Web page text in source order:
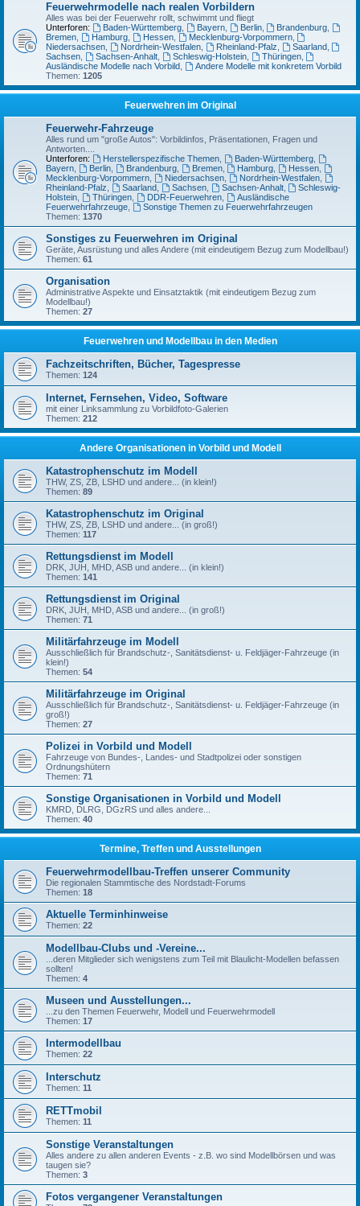
Feuerwehrmodelle nach realen Vorbildern
Alles was bei der Feuerwehr rollt, schwimmt und fliegt
Unterforen:
Baden-Württemberg, Bayern, Berlin, Brandenburg
Bremen
Hamburg, Hessen, Mecklenburg-Vorpommern,
Niedersachsen
Nordrhein-Westfalen, Rheinland-Pfalz Saarland,
Sachsen
Sachsen-Anhalt, Schleswig-Holstein, Thüringen,
Ausländische Modelle nach Vorbild
Andere Modelle mit konkretem Vorbild
Themen: 1205
Feuerwehren im Original
Feuerwehr-Fahrzeuge
Alles rund um "große Autos": Vorbildinfos, Präsentationen, Fragen und
Antworten....
Unterforen:
Herstellerspezifische Themen, Baden-Württemberg,
Bayern
Berlin, Brandenburg, Bremen, Hamburg Hessen
Mecklenburg-Vorpommern
Niedersachsen, Nordrhein-Westfalen,
Rheinland-Pfalz
Saarland, Sachsen, Sachsen-Anhalt,
Schleswig-
Holstein
Thüringen, DDR-Feuerwehren,
Ausländische
Feuerwehrfahrzeuge
Sonstige Themen zu Feuerwehrfahrzeugen
Themen: 1370
Sonstiges zu Feuerwehren im Original
Geräte, Ausrüstung und alles Andere (mit eindeutigem Bezug zum Modellbau!)
Themen: 61
Organisation
Administrative Aspekte und Einsatztaktik (mit eindeutigem Bezug zum
Modellbau!)
Themen: 27
Feuerwehren und Modellbau in den Medien
Fachzeitschriften, Bücher, Tagespresse
Themen: 124
Internet, Fernsehen, Video, Software
mit einer Linksammlung zu Vorbildfoto-Galerien
Themen: 212
Andere Organisationen in Vorbild und Modell
Katastrophenschutz im Modell
THW, ZS, ZB, LSHD und andere... (in klein!)
Themen: 89
Katastrophenschutz im Original
THW, ZS, ZB, LSHD und andere... (in groß!)
Themen: 117
Rettungsdienst im Modell
DRK, JUH, MHD, ASB und andere... (in klein!)
Themen: 141
Rettungsdienst im Original
DRK, JUH, MHD, ASB und andere... (in groß!)
Themen: 71
Militärfahrzeuge im Modell
Ausschließlich für Brandschutz-, Sanitätsdienst- u. Feldjäger-Fahrzeuge (in
klein!)
Themen: 54
Militärfahrzeuge im Original
Ausschließlich für Brandschutz-, Sanitätsdienst- u. Feldjäger-Fahrzeuge (in
groß!)
Themen: 27
Polizei in Vorbild und Modell
Fahrzeuge von Bundes-, Landes- und Stadtpolizei oder sonstigen
Ordnungshütern
Themen: 71
Sonstige Organisationen in Vorbild und Modell
KMRD, DLRG, DGzRS und alles andere...
Themen: 40
Termine, Treffen und Ausstellungen
Feuerwehrmodellbau-Treffen unserer Community
Die regionalen Stammtische des Nordstadt-Forums
Themen: 18
Aktuelle Terminhinweise
Themen: 22
Modellbau-Clubs und -Vereine...
...deren Mitglieder sich wenigstens zum Teil mit Blaulicht-Modellen befassen
sollten!
Themen: 4
Museen und Ausstellungen...
...zu den Themen Feuerwehr, Modell und Feuerwehrmodell
Themen: 17
Intermodellbau
Themen: 22
Interschutz
Themen: 11
RETTmobil
Themen: 11
Sonstige Veranstaltungen
Alles andere zu allen anderen Events - z.B. wo sind Modellbörsen und was
taugen sie?
Themen: 3
Fotos vergangener Veranstaltungen